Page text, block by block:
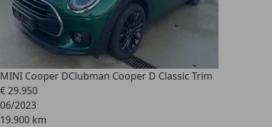
MINI Cooper DClubman Cooper D Classic Trim
€ 29.950
06/2023
19.900 km